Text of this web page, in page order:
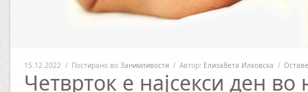
15.12.2022 / Постирано во Занимливости / Автор: Елизабета Илковска /
Четврток е најсекси ден во